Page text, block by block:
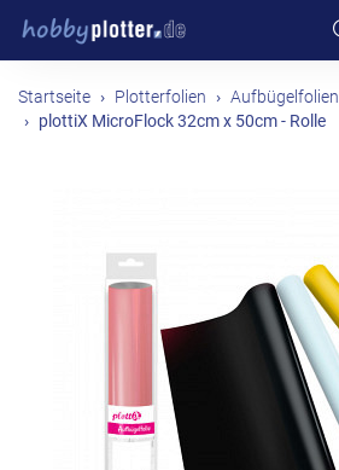
Startseite Plotterfolien Aufbügelfolien
plottiX MicroFlock 32cm x 50cm - Rolle